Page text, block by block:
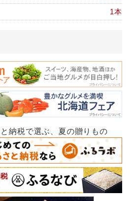
1本
納税で選ぶ、夏の贈りもの